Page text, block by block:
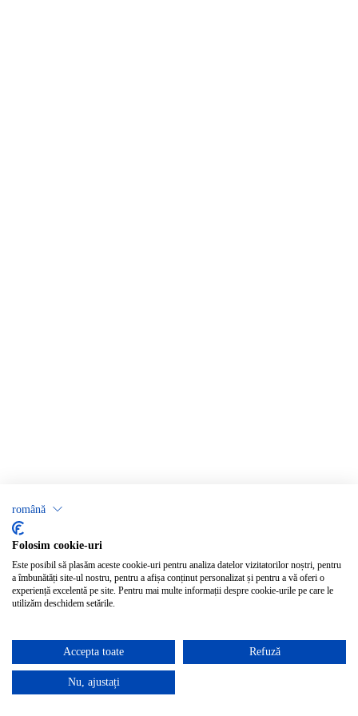
română
Folosim cookie-uri
Este posibil să plasăm aceste cookie-uri pentru analiza datelor vizitatorilor noștri, pentru
a îmbunătăți site-ul nostru, pentru a afișa conținut personalizat și pentru a vă oferi o
experiență excelentă pe site. Pentru mai multe informații despre cookie-urile pe care le
utilizăm deschidem setările.
Accepta toate Refuză
Nu, ajustați